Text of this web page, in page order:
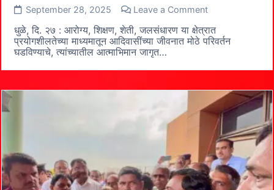
September 28, 2025 Leave a Commenton
प्रकाश
आमटे
यांनी
स्वाभिमानाने
दिली
–
मुख्यमंत्री
देवेंद्र
फडणवीस
मुख्यमंत्री
देवेंद्र
फडणवीस
यांच्या
हस्ते
धुळे, दि. २७ : आरोग्य, शिक्षण, शेती, जलसंधारण या क्षेत्रात
प्रयोगशीलतेच्या माध्यमातून आदिवासींच्या जीवनात मोठे परिवर्तन
घडविण्याचे, त्यांच्यातील आत्माभिमान जागृत…